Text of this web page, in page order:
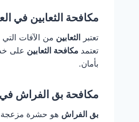
مكافحة الثعابين في
تعتبر الثعابين من الآفات
تعتمدمكافحة الثعابين على
بأمان.
مكافحة بق الفراش في
بق الفراش هو حشرة مزعجة